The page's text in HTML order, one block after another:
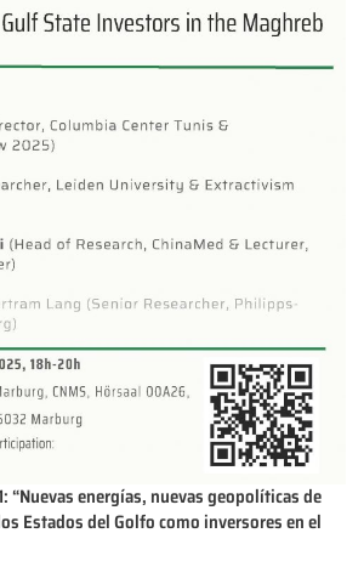
“Nuevas energías, nuevas geopolíticas de
Estados del Golfo como inversores en el